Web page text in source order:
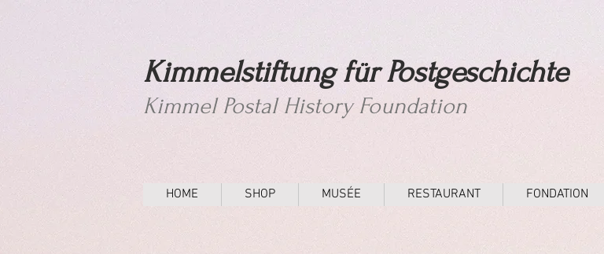
Kimmelstiftung für Postgeschichte
Kimmel Postal History Foundation
HOME SHOP MUSÉE RESTAURANT FONDATION